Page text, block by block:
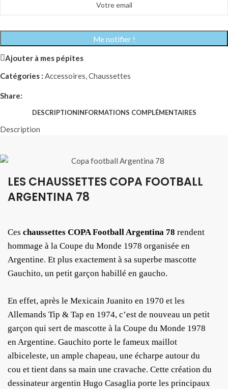
Me notifier !
Ajouter à mes pépites
Catégories : Accessoires,Chaussettes
Share:
DESCRIPTIONINFORMATIONS COMPLÉMENTAIRES
Description
LES CHAUSSETTES COPA FOOTBALL
ARGENTINA 78
Ces chaussettes COPA Football Argentina 78 rendent
hommage à la Coupe du Monde 1978 organisée en
Argentine. Et plus exactement à sa superbe mascotte
Gauchito, un petit garçon habillé en gaucho.
En effet, après le Mexicain Juanito en 1970 et les
Allemands Tip & Tap en 1974, c’est de nouveau un petit
garçon qui sert de mascotte à la Coupe du Monde 1978
en Argentine. Gauchito porte le fameux maillot
albiceleste, un ample chapeau, une écharpe autour du
cou et tient dans sa main une cravache. Cette création du
dessinateur argentin Hugo Casaglia porte les principaux